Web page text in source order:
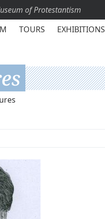
of Protestantism
TOURS EXHIBITIONS